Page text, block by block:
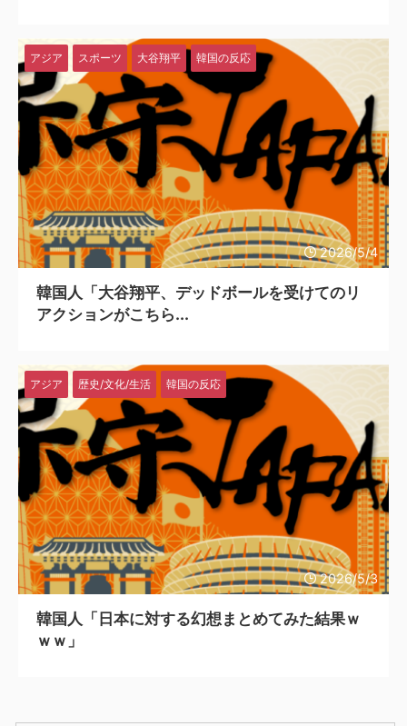
2026/5/4
アジア スポーツ 大谷翔平 韓国の反応
韓国人「大谷翔平、デッドボールを受けてのリ
アクションがこちら...
2026/5/3
アジア 歴史/文化/生活 韓国の反応
韓国人「日本に対する幻想まとめてみた結果ｗ
ｗｗ」